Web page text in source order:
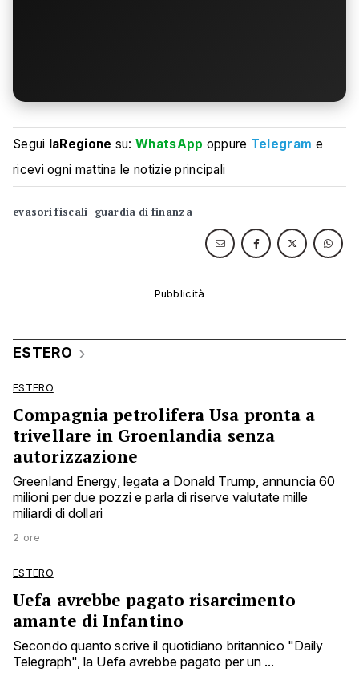
Segui laRegione su:WhatsApp oppure Telegram e
ricevi ogni mattina le notizie principali
evasori fiscali guardia di finanza
ESTERO
ESTERO
Compagnia petrolifera Usa pronta a
trivellare in Groenlandia senza
autorizzazione
Greenland Energy, legata a Donald Trump, annuncia 60
milioni per due pozzi e parla di riserve valutate mille
miliardi di dollari
2 ore
ESTERO
Uefa avrebbe pagato risarcimento
amante di Infantino
Secondo quanto scrive il quotidiano britannico "Daily
Telegraph", la Uefa avrebbe pagato per un ...